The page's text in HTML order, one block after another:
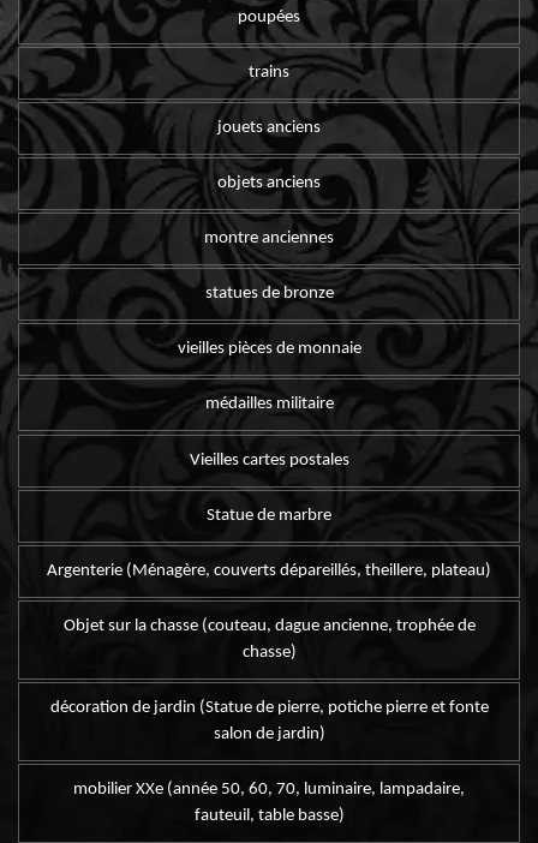
poupées
trains
jouets anciens
objets anciens
montre anciennes
statues de bronze
vieilles pièces de monnaie
médailles militaire
Vieilles cartes postales
Statue de marbre
Argenterie (Ménagère, couverts dépareillés, theillere, plateau)
Objet sur la chasse (couteau, dague ancienne, trophée de
chasse)
décoration de jardin (Statue de pierre, potiche pierre et fonte
salon de jardin)
mobilier XXe (année 50, 60, 70, luminaire, lampadaire,
fauteuil, table basse)